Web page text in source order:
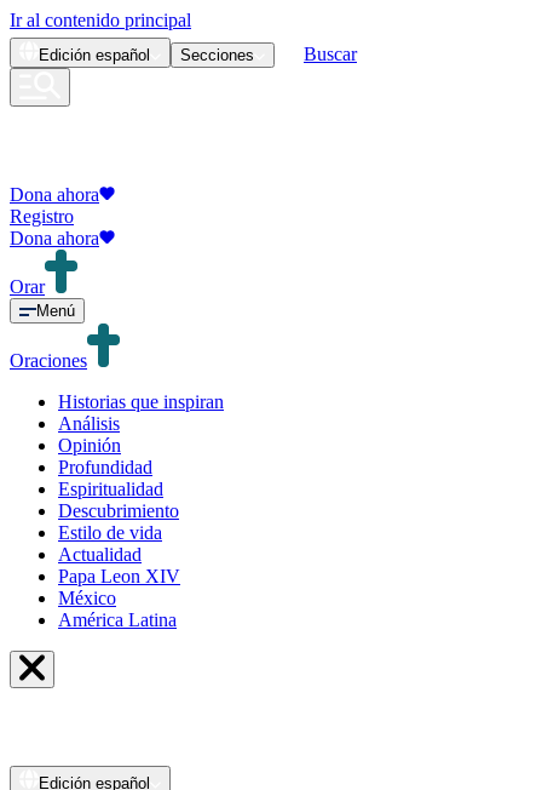
Ir al contenido principal
Edición español Secciones Buscar
Dona ahora
Registro
Dona ahora
Orar
Menú
Oraciones
Historias que inspiran
Análisis
Opinión
Profundidad
Espiritualidad
Descubrimiento
Estilo de vida
Actualidad
Papa Leon XIV
México
América Latina
Edición español